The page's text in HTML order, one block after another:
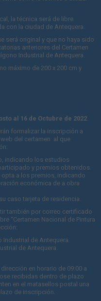
la técnica será de libre
con la ciudad de Antequera.
será original y que no haya sido
anteriores del Certamen
Industrial de Antequera.
máximo de 200 x 200 cm y
al 16 de Octubre de 2022.
formalizar la inscripción a
del certamen al que
indicando los estudios
y premios obtenidos.
a los premios, indicando
económica de a obra
caso tarjeta de residencia.
también por correo certificado
“Certamen Nacional de Pintura
Industrial de Antequera.
de Antequera.
en horario de 09:00 a
recibidas dentro de plazo
en el matasellos postal una
de inscripción.